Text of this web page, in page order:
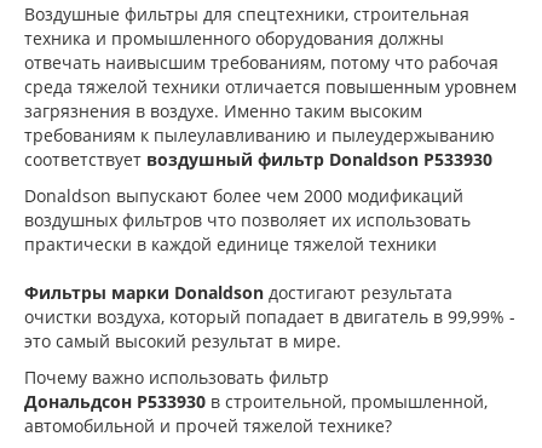
Воздушные фильтры для спецтехники, строительная
техника и промышленного оборудования должны
отвечать наивысшим требованиям, потому что рабочая
среда тяжелой техники отличается повышенным уровнем
загрязнения в воздухе. Именно таким высоким
требованиям к пылеулавливанию и пылеудержыванию
соответствует воздушный фильтр Donaldson P533930
Donaldson выпускают более чем 2000 модификаций
воздушных фильтров что позволяет их использовать
практически в каждой единице тяжелой техники
Фильтры марки Donaldson достигают результата
очистки воздуха, который попадает в двигатель в 99,99% -
это самый высокий результат в мире.
Почему важно использовать фильтр
Дональдсон P533930 в строительной, промышленной,
автомобильной и прочей тяжелой технике?